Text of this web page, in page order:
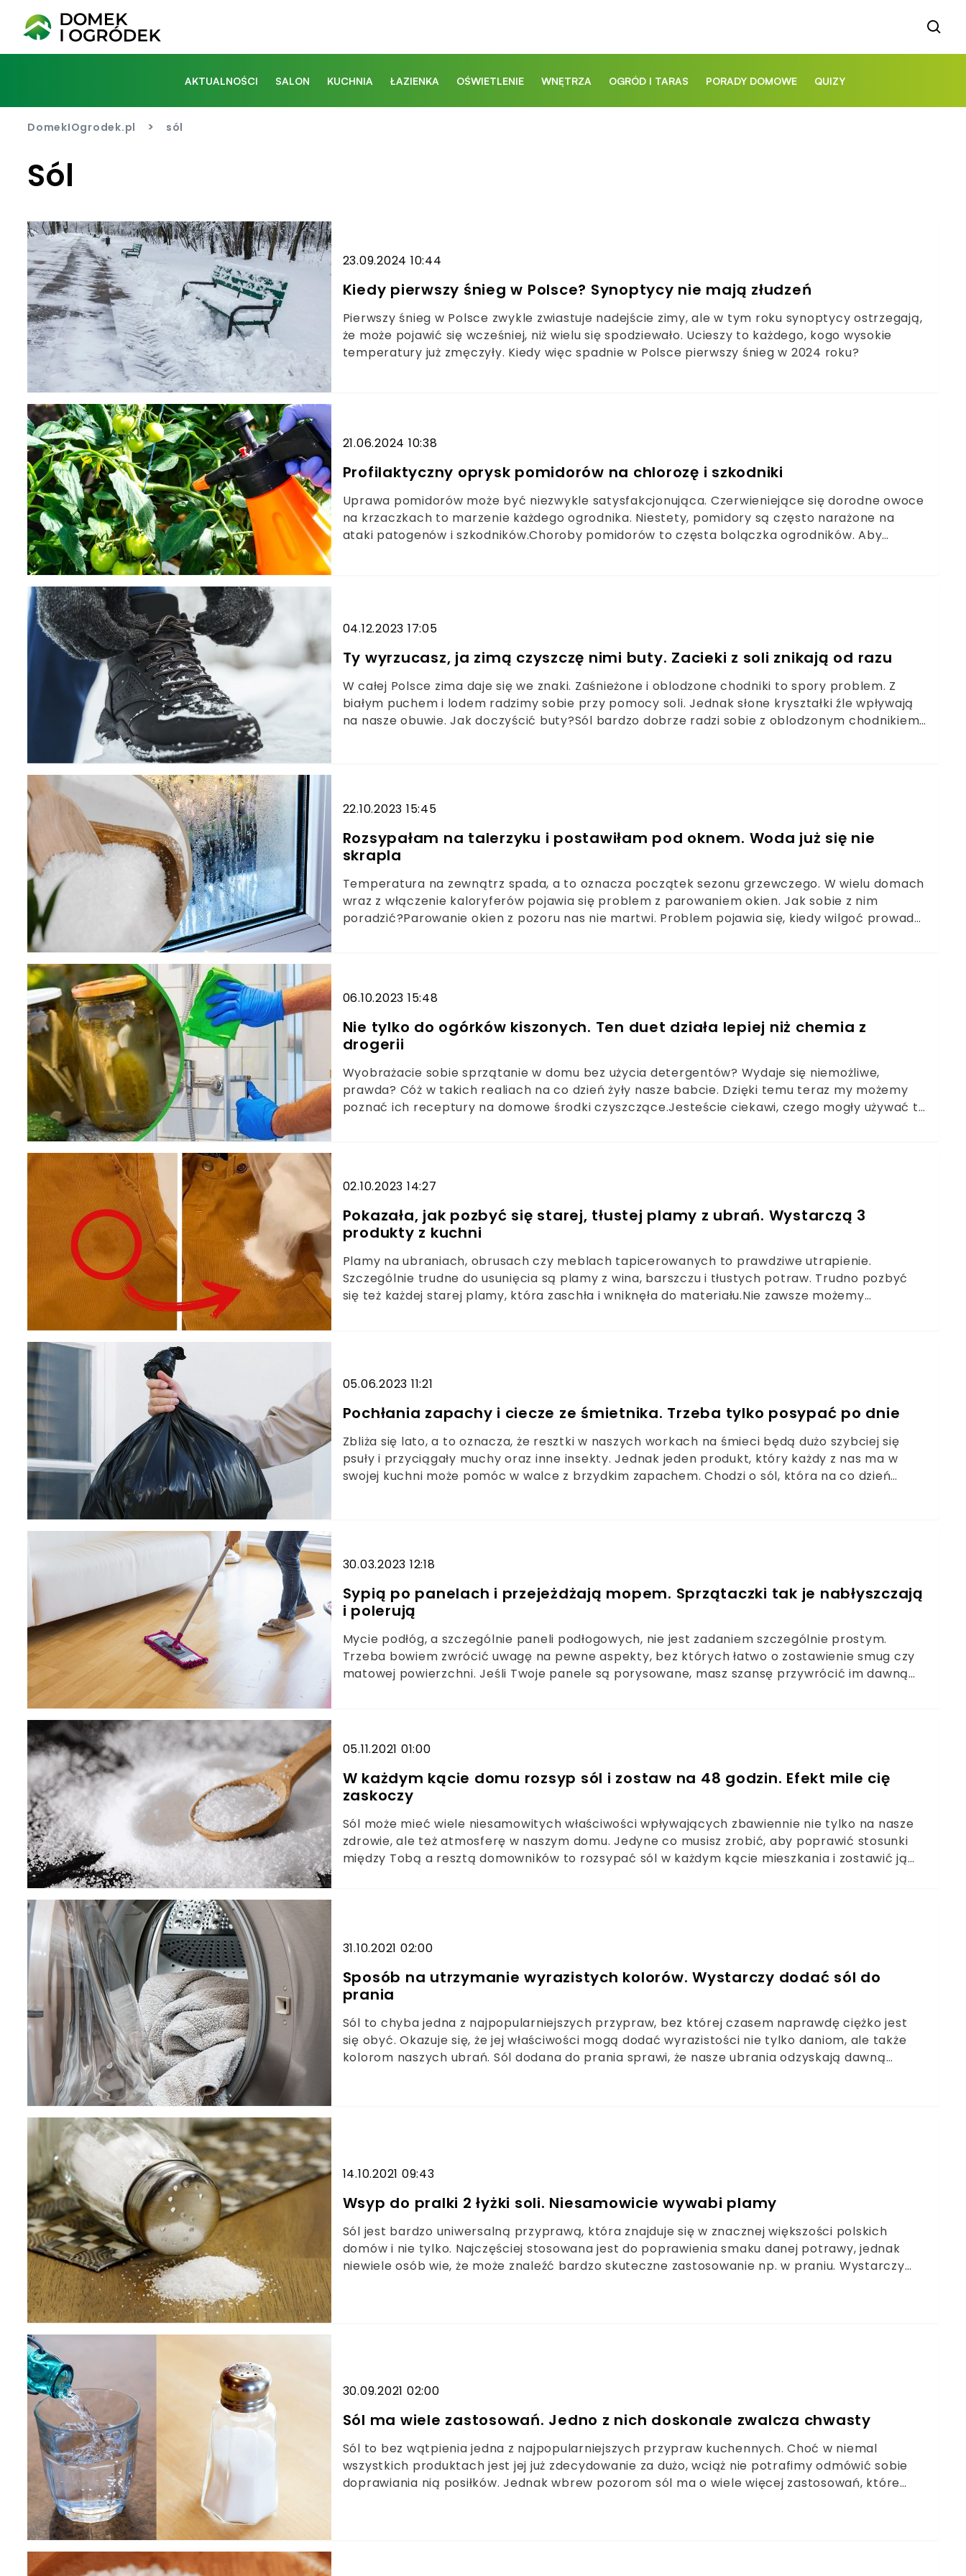
AKTUALNOŚCI SALON KUCHNIA ŁAZIENKA OŚWIETLENIE WNĘTRZA OGRÓD I TARAS PORADY DOMOWE QUIZY
DomekIOgrodek.pl > sól
Sól
23.09.2024 10:44
Kiedy pierwszy śnieg w Polsce? Synoptycy nie mają złudzeń
Pierwszy śnieg w Polsce zwykle zwiastuje nadejście zimy, ale w tym roku synoptycy ostrzegają,
że może pojawić się wcześniej, niż wielu się spodziewało. Ucieszy to każdego, kogo wysokie
temperatury już zmęczyły. Kiedy więc spadnie w Polsce pierwszy śnieg w 2024 roku?
21.06.2024 10:38
Profilaktyczny oprysk pomidorów na chlorozę i szkodniki
Uprawa pomidorów może być niezwykle satysfakcjonująca. Czerwieniejące się dorodne owoce
na krzaczkach to marzenie każdego ogrodnika. Niestety, pomidory są często narażone na
ataki patogenów i szkodników.Choroby pomidorów to częsta bolączka ogrodników. Aby
04.12.2023 17:05
Ty wyrzucasz, ja zimą czyszczę nimi buty. Zacieki z soli znikają od razu
W całej Polsce zima daje się we znaki. Zaśnieżone i oblodzone chodniki to spory problem. Z
białym puchem i lodem radzimy sobie przy pomocy soli. Jednak słone kryształki źle wpływają
na nasze obuwie. Jak doczyścić buty?Sól bardzo dobrze radzi sobie z oblodzonym chodnikiem,
22.10.2023 15:45
Rozsypałam na talerzyku i postawiłam pod oknem. Woda już się nie
skrapla
Temperatura na zewnątrz spada, a to oznacza początek sezonu grzewczego. W wielu domach
wraz z włączenie kaloryferów pojawia się problem z parowaniem okien. Jak sobie z nim
poradzić?Parowanie okien z pozoru nas nie martwi. Problem pojawia się, kiedy wilgoć prowadzi
06.10.2023 15:48
Nie tylko do ogórków kiszonych. Ten duet działa lepiej niż chemia z
drogerii
Wyobrażacie sobie sprzątanie w domu bez użycia detergentów? Wydaje się niemożliwe,
prawda? Cóż w takich realiach na co dzień żyły nasze babcie. Dzięki temu teraz my możemy
poznać ich receptury na domowe środki czyszczące.Jesteście ciekawi, czego mogły używać te
02.10.2023 14:27
Pokazała, jak pozbyć się starej, tłustej plamy z ubrań. Wystarczą 3
produkty z kuchni
Plamy na ubraniach, obrusach czy meblach tapicerowanych to prawdziwe utrapienie.
Szczególnie trudne do usunięcia są plamy z wina, barszczu i tłustych potraw. Trudno pozbyć
się też każdej starej plamy, która zaschła i wniknęła do materiału.Nie zawsze możemy
05.06.2023 11:21
Pochłania zapachy i ciecze ze śmietnika. Trzeba tylko posypać po dnie
Zbliża się lato, a to oznacza, że resztki w naszych workach na śmieci będą dużo szybciej się
psuły i przyciągały muchy oraz inne insekty. Jednak jeden produkt, który każdy z nas ma w
swojej kuchni może pomóc w walce z brzydkim zapachem. Chodzi o sól, która na co dzień
30.03.2023 12:18
Sypią po panelach i przejeżdżają mopem. Sprzątaczki tak je nabłyszczają
i polerują
Mycie podłóg, a szczególnie paneli podłogowych, nie jest zadaniem szczególnie prostym.
Trzeba bowiem zwrócić uwagę na pewne aspekty, bez których łatwo o zostawienie smug czy
matowej powierzchni. Jeśli Twoje panele są porysowane, masz szansę przywrócić im dawną
05.11.2021 01:00
W każdym kącie domu rozsyp sól i zostaw na 48 godzin. Efekt mile cię
zaskoczy
Sól może mieć wiele niesamowitych właściwości wpływających zbawiennie nie tylko na nasze
zdrowie, ale też atmosferę w naszym domu. Jedyne co musisz zrobić, aby poprawić stosunki
między Tobą a resztą domowników to rozsypać sól w każdym kącie mieszkania i zostawić ją
31.10.2021 02:00
Sposób na utrzymanie wyrazistych kolorów. Wystarczy dodać sól do
prania
Sól to chyba jedna z najpopularniejszych przypraw, bez której czasem naprawdę ciężko jest
się obyć. Okazuje się, że jej właściwości mogą dodać wyrazistości nie tylko daniom, ale także
kolorom naszych ubrań. Sól dodana do prania sprawi, że nasze ubrania odzyskają dawną
14.10.2021 09:43
Wsyp do pralki 2 łyżki soli. Niesamowicie wywabi plamy
Sól jest bardzo uniwersalną przyprawą, która znajduje się w znacznej większości polskich
domów i nie tylko. Najczęściej stosowana jest do poprawienia smaku danej potrawy, jednak
niewiele osób wie, że może znaleźć bardzo skuteczne zastosowanie np. w praniu. Wystarczy
30.09.2021 02:00
Sól ma wiele zastosowań. Jedno z nich doskonale zwalcza chwasty
Sól to bez wątpienia jedna z najpopularniejszych przypraw kuchennych. Choć w niemal
wszystkich produktach jest jej już zdecydowanie za dużo, wciąż nie potrafimy odmówić sobie
doprawiania nią posiłków. Jednak wbrew pozorom sól ma o wiele więcej zastosowań, które